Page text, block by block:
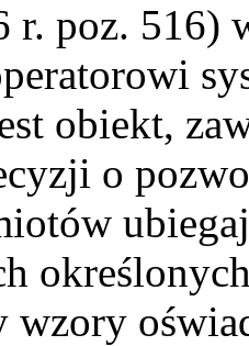
r. poz. 516)
obiekt,
o
wzory